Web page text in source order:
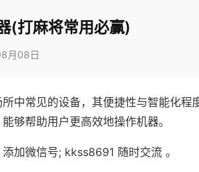
(打麻将常用必赢)
月08日
中常见的设备，其便捷性与智能化程
够帮助用户更高效地操作机器。
加微信号; kkss8691 随时交流 。